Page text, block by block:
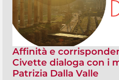
Affinità e
Civette dialoga con i
Patrizia Dalla Valle